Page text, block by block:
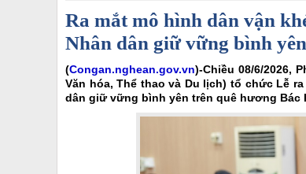
Ra mắt mô hình dân vận
Nhân dân giữ vững bình
(Congan.nghean.gov.vn)-Chiều 08/6/2026,
Văn hóa, Thể thao và Du lịch) tổ chức Lễ
dân giữ vững bình yên trên quê hương Bác